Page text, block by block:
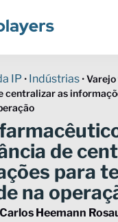
IP • Indústrias •
centralizar as
de
para
na
Carlos Heemann